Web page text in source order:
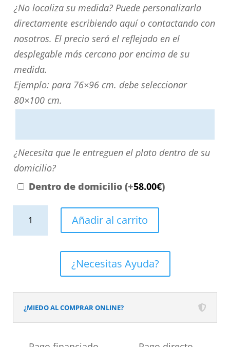
¿No
localiza
su
medida?
Puede
personalizarla
directamente
contactando
nosotros.
El
precio
será
desplegable
¿No localiza su medida? Puede personalizarla
directamente escribiendo aquí o contactando con
nosotros. El precio será el reflejado en el
desplegable más cercano por encima de su
medida.
Ejemplo: para 76×96 cm. debe seleccionar
80×100 cm.
¿Necesita
que
le
domicilio?
¿Necesita que le entreguen el plato dentro de su
domicilio?
Dentro de domicilio (+58.00€)
pizarra
Efecto
Cemento
Añadir al carrito
¿Necesitas Ayuda?
¿MIEDO AL COMPRAR ONLINE?